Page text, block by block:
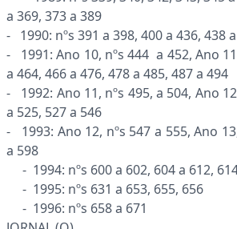
a 369, 373 a 389
- 1990: nºs 391 a 398, 400 a 436, 438
- 1991: Ano 10, nºs 444 a 452, Ano
a 464, 466 a 476, 478 a 485, 487 a 494
- 1992: Ano 11, nºs 495, a 504, Ano
a 525, 527 a 546
- 1993: Ano 12, nºs 547 a 555, Ano
a 598
- 1994: nºs 600 a 602, 604 a 612,
- 1995: nºs 631 a 653, 655, 656
- 1996: nºs 658 a 671